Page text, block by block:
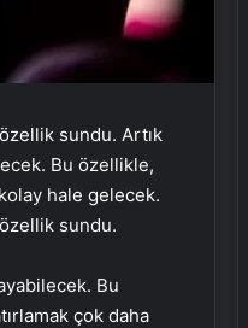
sundu. Artık
Bu özellikle,
hale gelecek.
sundu.
Bu
çok daha